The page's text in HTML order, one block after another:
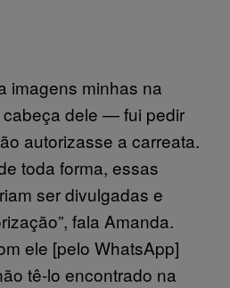
imagens minhas na
dele — fui pedir
autorizasse a carreata.
toda forma, essas
ser divulgadas e
fala Amanda.
ele [pelo WhatsApp]
tê-lo encontrado na